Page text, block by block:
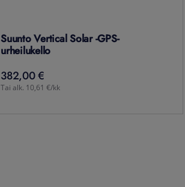
Suunto Vertical Solar -GPS-
urheilukello
382,00 €
382,00€
Tai alk. 10,61 €/kk